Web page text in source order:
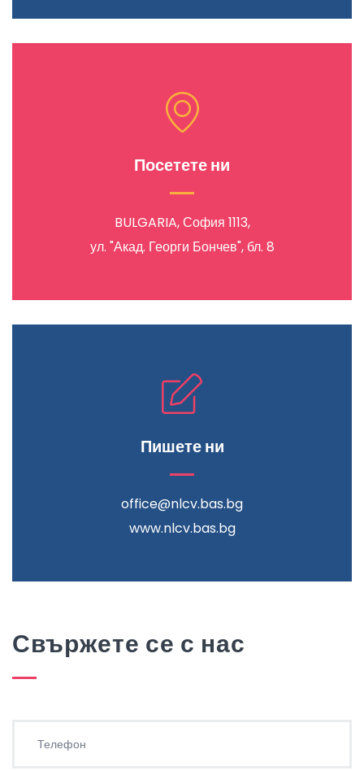
Посетете ни
BULGARIA, София 1113,
ул. "Акад. Георги Бончев", бл. 8
Пишете ни
office@nlcv.bas.bg
www.nlcv.bas.bg
Свържете се с нас